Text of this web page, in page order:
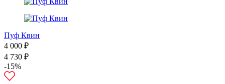
Пуф Квин
4 000 ₽
4 730 ₽
-15%